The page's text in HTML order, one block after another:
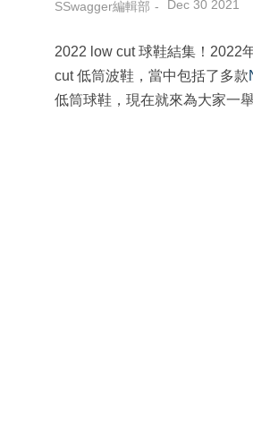
SSwagger編輯部 Dec 30 2021
2022 low cut 球鞋結集！2022
cut 低筒波鞋，當中包括了多款
低筒球鞋，現在就來為大家一